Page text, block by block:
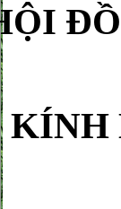
KÍNH